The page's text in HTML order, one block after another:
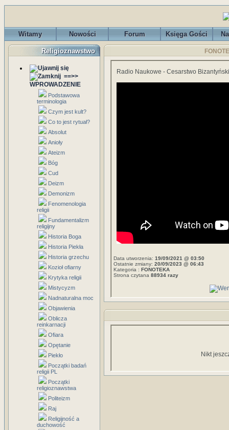
Witamy Nowości Forum Księga Gości
Religioznawstwo
==>>
WPROWADZENIE
Podstawowa
terminologia
Czym jest kult?
Co to jest rytuał?
Absolut
Anioły
Ateizm
Bóg
Cud
Deizm
Demonizm
Fenomenologia
religii
Fundamentalizm
religijny
Historia Boga
Historia Piekła
Historia grzechu
Kozioł ofiarny
Krytyka religii
Mistycyzm
Nadnaturalna moc
Objawienia
Oblicza
reinkarnacji
Ofiara
Opętanie
Piekło
Początki badań
religii PL
Początki
religioznawstwa
Politeizm
Raj
Religijność a
duchowość
Radio Naukowe - Cesarstwo
Data utworzenia: 19/09/2021 @ 03:50
Ostatnie zmiany: 20/09/2023 @ 06:43
Kategoria : FONOTEKA
Strona czytana 88934 razy
Nikt